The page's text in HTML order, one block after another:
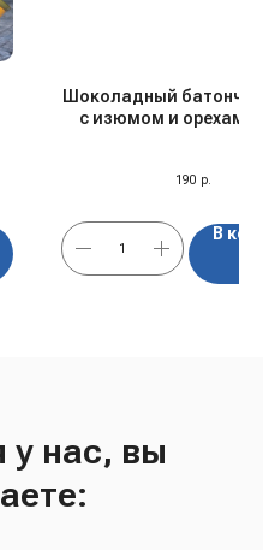
Шоколадный
с изюмом и орехами,
190 р.
В
у нас, вы